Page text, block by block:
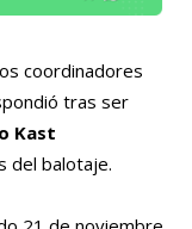
coordinadores
tras ser
Kast
del balotaje.